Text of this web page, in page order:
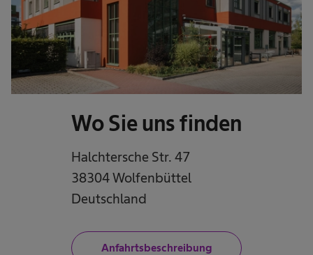
Wo Sie uns finden
Halchtersche Str. 47
38304 Wolfenbüttel
Deutschland
Anfahrtsbeschreibung